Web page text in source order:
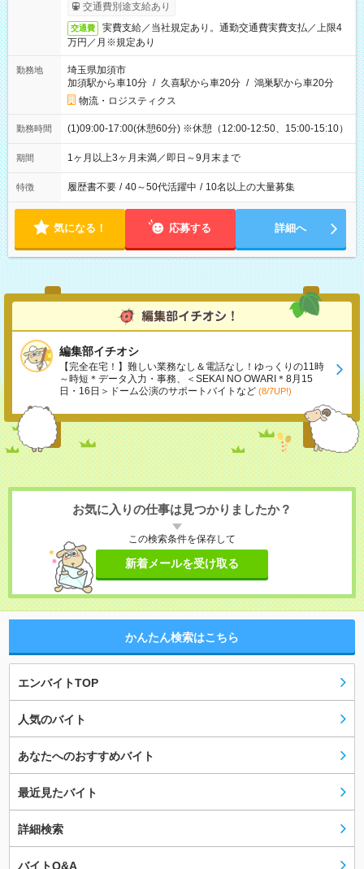
交通費別途支給あり
交通費
実費支給／当社規定あり。通勤交通費実費支払／上限4
万円／月※規定あり
勤務地
埼玉県加須市
加須駅から車10分 / 久喜駅から車20分 / 鴻巣駅から車20分
物流・ロジスティクス
勤務時間 (1)09:00-17:00(休憩60分) ※休憩（12:00-12:50、15:00-15:10）
期間 1ヶ月以上3ヶ月未満／即日～9月末まで
特徴 履歴書不要 / 40～50代活躍中 / 10名以上の大量募集
気になる！ 応募する 詳細へ
編集部イチオシ
【完全在宅！】難しい業務なし＆電話なし！ゆっくりの11時
～時短＊データ入力・事務、＜SEKAI NO OWARI＊8月15
日・16日＞ドーム公演のサポートバイトなど (8/7UP!)
お気に入りの仕事は見つかりましたか？
この検索条件を保存して
新着メールを受け取る
かんたん検索はこちら
エンバイトTOP
人気のバイト
あなたへのおすすめバイト
最近見たバイト
詳細検索
バイトQ&A